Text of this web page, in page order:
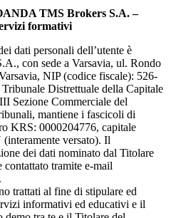
TMS Brokers S.A. –
formativi
dati personali dell’utente è
con sede a Varsavia, ul. Rondo
NIP (codice fiscale): 526-
Distrettuale della Capitale
Sezione Commerciale del
mantiene i fascicoli di
KRS: 0000204776, capitale
versato). Il
dei dati nominato dal Titolare
contattato tramite e-mail
.
trattati al fine di stipulare ed
informativi ed educativi e il